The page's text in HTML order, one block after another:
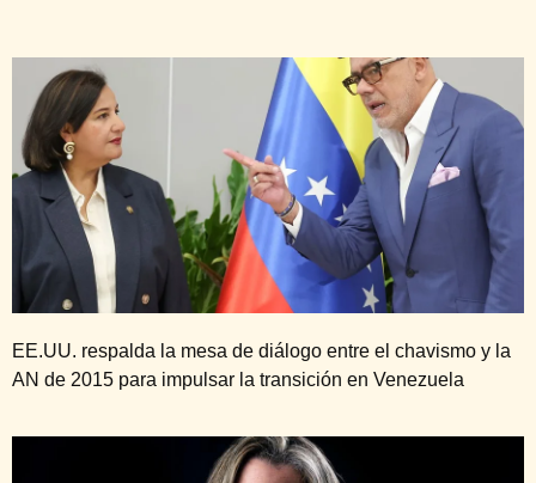
EE.UU. respalda la mesa de diálogo entre el chavismo y la
AN de 2015 para impulsar la transición en Venezuela